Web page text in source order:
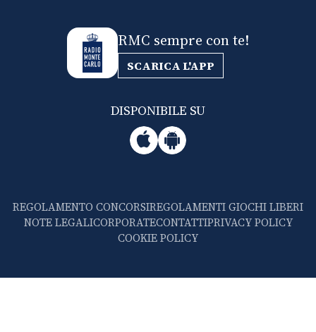
RMC sempre con te!
SCARICA L'APP
DISPONIBILE SU
REGOLAMENTO CONCORSIREGOLAMENTI GIOCHI LIBERI
NOTE LEGALICORPORATECONTATTIPRIVACY POLICY
COOKIE POLICY